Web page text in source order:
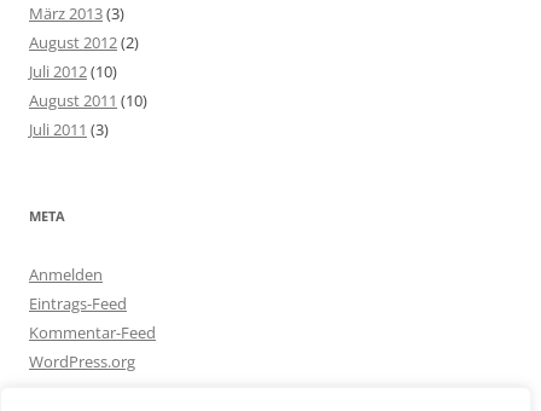
März 2013(3)
August 2012(2)
Juli 2012(10)
August 2011 (10)
Juli 2011 (3)
META
Anmelden
Eintrags-Feed
Kommentar-Feed
WordPress.org